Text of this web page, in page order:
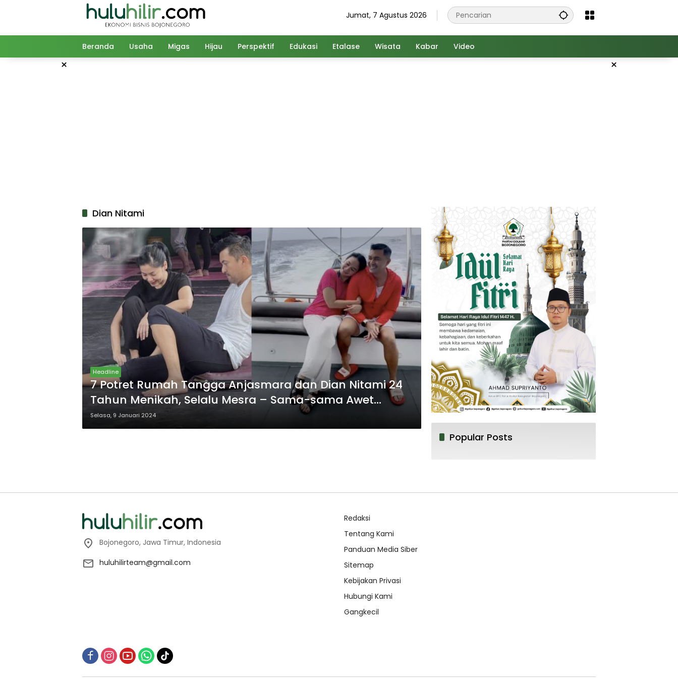
Jumat, 7 Agustus 2026
Beranda Usaha Migas Hijau Perspektif Edukasi Etalase Wisata Kabar Video
× ×
Dian Nitami
Headline
7 Potret Rumah Tangga Anjasmara dan Dian Nitami 24
Tahun Menikah, Selalu Mesra – Sama-sama Awet
Mudanya! Rahasia Kemesraan dan Keberhasilan Mereka
Terbongkar!
Selasa, 9 Januari 2024
Popular Posts
Bojonegoro, Jawa Timur, Indonesia
huluhilirteam@gmail.com
Redaksi
Tentang Kami
Panduan Media Siber
Sitemap
Kebijakan Privasi
Hubungi Kami
Gangkecil